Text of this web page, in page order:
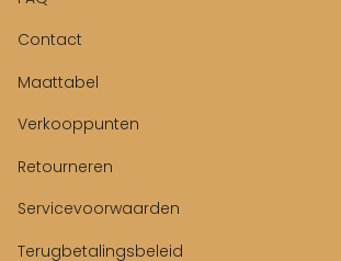
Contact
Maattabel
Verkooppunten
Retourneren
Servicevoorwaarden
Terugbetalingsbeleid